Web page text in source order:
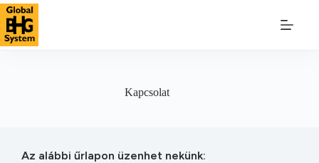
Ugrás
tartalomra
Kapcsolat
Az alábbi űrlapon üzenhet nekünk: